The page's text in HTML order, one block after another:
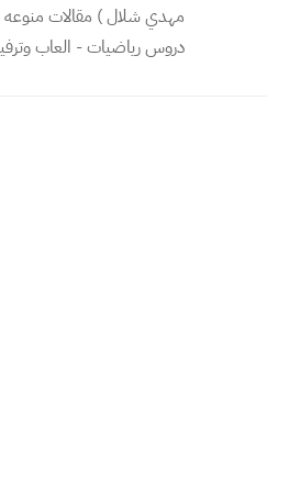
مهدي شلال ) مقالات منوعه -
دروس رياضيات - العاب